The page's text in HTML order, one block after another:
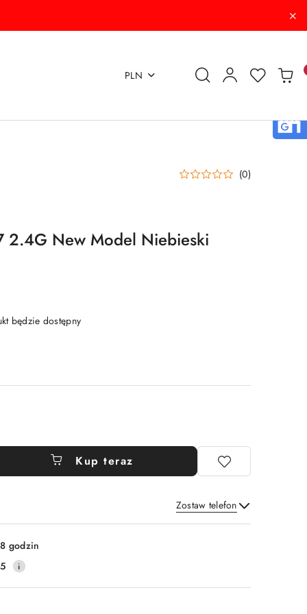
PLN
(0)
2.4G New Model Niebieski
będzie dostępny
Kup teraz
Zostaw telefon
Wyślij
godzin